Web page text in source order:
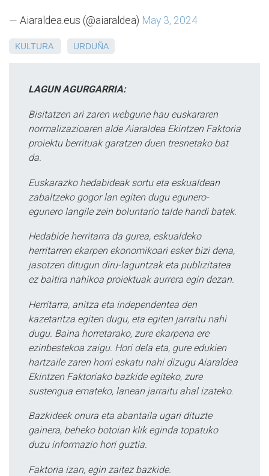
— Aiaraldea.eus (@aiaraldea) May 3, 2024
KULTURA URDUÑA
LAGUN AGURGARRIA:
Bisitatzen ari zaren webgune hau euskararen
normalizazioaren alde Aiaraldea Ekintzen Faktoria
proiektu berrituak garatzen duen tresnetako bat
da.
Euskarazko hedabideak sortu eta eskualdean
zabaltzeko gogor lan egiten dugu egunero-
egunero langile zein boluntario talde handi batek.
Hedabide herritarra da gurea, eskualdeko
herritarren ekarpen ekonomikoari esker bizi dena,
jasotzen ditugun diru-laguntzak eta publizitatea
ez baitira nahikoa proiektuak aurrera egin dezan.
Herritarra, anitza eta independentea den
kazetaritza egiten dugu, eta egiten jarraitu nahi
dugu. Baina horretarako, zure ekarpena ere
ezinbestekoa zaigu. Hori dela eta, gure edukien
hartzaile zaren horri eskatu nahi dizugu Aiaraldea
Ekintzen Faktoriako bazkide egiteko, zure
sustengua emateko, lanean jarraitu ahal izateko.
Bazkideek onura eta abantaila ugari dituzte
gainera, beheko botoian klik eginda topatuko
duzu informazio hori guztia.
Faktoria izan, egin zaitez bazkide.